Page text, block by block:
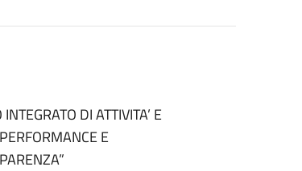
DI ATTIVITA’ E
E